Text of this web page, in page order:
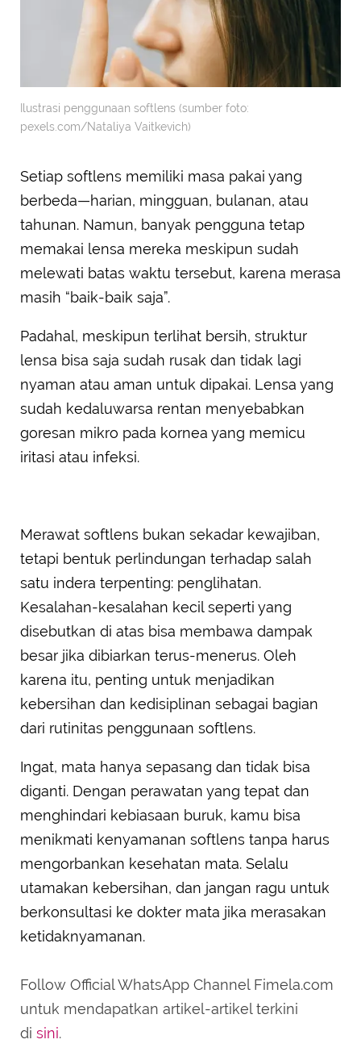
Ilustrasi penggunaan softlens (sumber foto:
pexels.com/Nataliya Vaitkevich)
Setiap softlens memiliki masa pakai yang
berbeda—harian, mingguan, bulanan, atau
tahunan. Namun, banyak pengguna tetap
memakai lensa mereka meskipun sudah
melewati batas waktu tersebut, karena merasa
masih “baik-baik saja”.
Padahal, meskipun terlihat bersih, struktur
lensa bisa saja sudah rusak dan tidak lagi
nyaman atau aman untuk dipakai. Lensa yang
sudah kedaluwarsa rentan menyebabkan
goresan mikro pada kornea yang memicu
iritasi atau infeksi.
Merawat softlens bukan sekadar kewajiban,
tetapi bentuk perlindungan terhadap salah
satu indera terpenting: penglihatan.
Kesalahan-kesalahan kecil seperti yang
disebutkan di atas bisa membawa dampak
besar jika dibiarkan terus-menerus. Oleh
karena itu, penting untuk menjadikan
kebersihan dan kedisiplinan sebagai bagian
dari rutinitas penggunaan softlens.
Ingat, mata hanya sepasang dan tidak bisa
diganti. Dengan perawatan yang tepat dan
menghindari kebiasaan buruk, kamu bisa
menikmati kenyamanan softlens tanpa harus
mengorbankan kesehatan mata. Selalu
utamakan kebersihan, dan jangan ragu untuk
berkonsultasi ke dokter mata jika merasakan
ketidaknyamanan.
Follow Official WhatsApp Channel Fimela.com
untuk mendapatkan artikel-artikel terkini
di sini.